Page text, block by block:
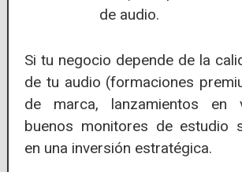
de audio.
Si tu negocio depende de la
de tu audio (formaciones
de marca, lanzamientos en
buenos monitores de estudio
en una inversión estratégica.